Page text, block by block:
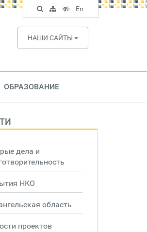
НАШИ САЙТЫ
ОБРАЗОВАНИЕ
дела и
НКО
область
проектов
Поиск
по
сайту
Карта
сайта
Версия
для
слабовидящих
En
English